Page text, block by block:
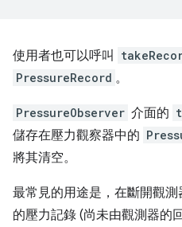
使用者也可以呼叫
PressureRecord 。
PressureObserver 介面的
儲存在壓力觀察器中的
將其清空。
最常見的用途是，在斷開觀
的壓力記錄 (尚未由觀測器的